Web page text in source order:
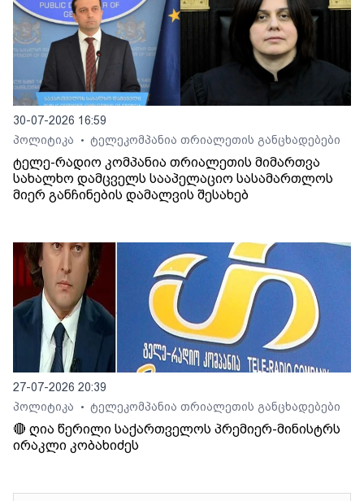
30-07-2026 16:59
პოლიტიკა
• ტელეკომპანია თრიალეთის განცხადებები
ტელე-რადიო კომპანია თრიალეთის მიმართვა
სახალხო დამცველს სააპელაციო სასამართლოს
მიერ განჩინების დამალვის შესახებ
27-07-2026 20:39
პოლიტიკა
• ტელეკომპანია თრიალეთის განცხადებები
🔴 ღია წერილი საქართველოს პრემიერ-მინისტრს
ირაკლი კობახიძეს